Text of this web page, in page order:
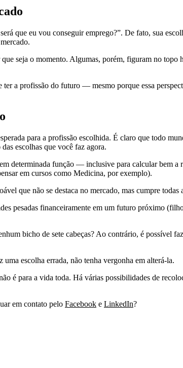
que eu vou conseguir emprego?”. De fato, sua
seja o momento. Algumas, porém, figuram no
a profissão do futuro — mesmo porque essa
para a profissão escolhida. É claro que todo
escolhas que você faz agora.
determinada função — inclusive para calcular bem
em cursos como Medicina, por exemplo).
que não se destaca no mercado, mas cumpre
pesadas financeiramente em um futuro próximo
bicho de sete cabeças? Ao contrário, é possível
escolha errada, não tenha vergonha em alterá-la.
é para a vida toda. Há várias possibilidades de
em contato pelo Facebook e LinkedIn?